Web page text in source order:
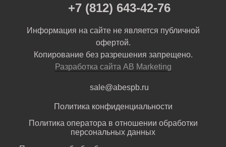
+7 (812) 643-42-76
Информация на сайте не является публичной
офертой.
Копирование без разрешения запрещено.
Разработка сайта AB Marketing
sale@abespb.ru
Политика конфиденциальности
Политика оператора в отношении обработки
персональных данных